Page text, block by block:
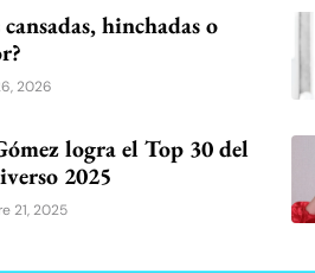
hinchadas o
2026
logra el Top 30 del
2025
21, 2025